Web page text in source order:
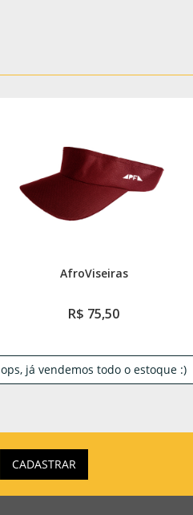
AfroViseiras
R$ 75,50
ops, já vendemos todo o estoque :)